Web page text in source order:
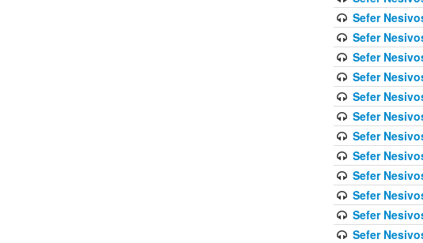
Sefer
Sefer
Sefer
Sefer
Sefer
Sefer
Sefer
Sefer
Sefer
Sefer
Sefer
Sefer